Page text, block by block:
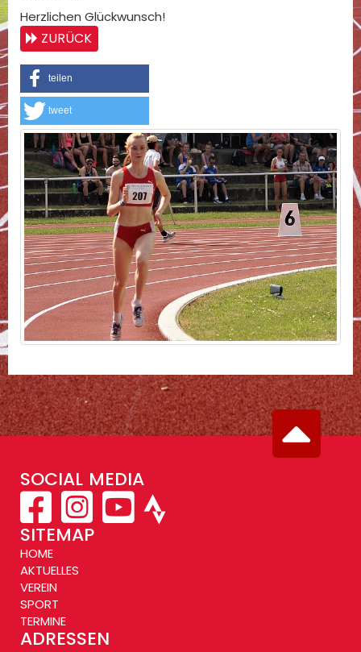
Herzlichen Glückwunsch!
ZURÜCK
teilen
tweet
SOCIAL MEDIA
SITEMAP
HOME
AKTUELLES
VEREIN
SPORT
TERMINE
ADRESSEN